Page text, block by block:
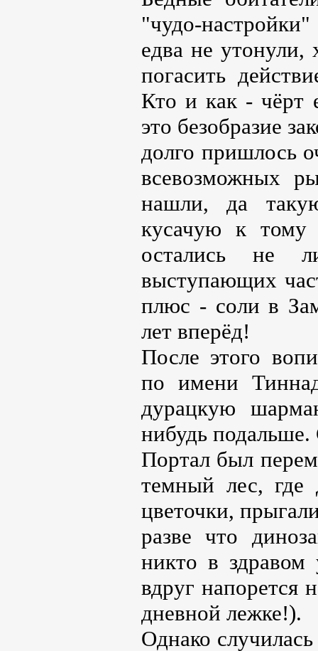
"чудо-
едва не утонули,
погасить
Кто и как - чёрт
это безобразие
долго пришлось
всевозможных
нашли, да
кусачую к
остались не
выступающих
плюс - соли в
лет вперёд!
После этого
по имени
дурацкую
нибудь подальше.
Портал был
темный лес, где
цветочки,
разве что
никто в
вдруг напорется
дневной лежке!).
Однако